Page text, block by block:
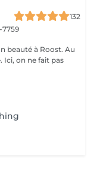
132
7759
à Roost. Au